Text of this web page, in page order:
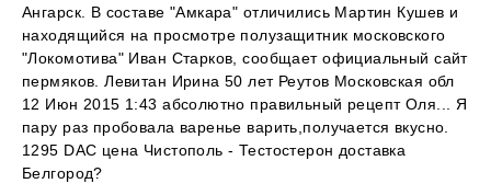
Ангарск. В составе "Амкара" отличились Мартин Кушев и
находящийся на просмотре полузащитник московского
"Локомотива" Иван Старков, сообщает официальный сайт
пермяков. Левитан Ирина 50 лет Реутов Московская обл
12 Июн 2015 1:43 абсолютно правильный рецепт Оля... Я
пару раз пробовала варенье варить,получается вкусно.
1295 DAC цена Чистополь - Тестостерон доставка
Белгород?